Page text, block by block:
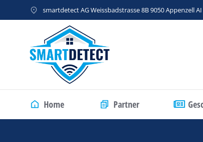
smartdetect AG Weissbadstrasse 8B 9050 Appenzell AI
Home Partner